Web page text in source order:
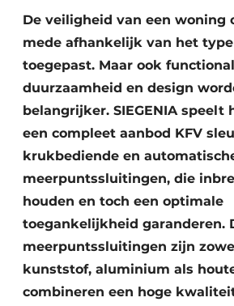
De veiligheid van een woning
mede afhankelijk van het
toegepast. Maar ook
duurzaamheid en design
belangrijker. SIEGENIA speelt
een compleet aanbod KFV
krukbediende en
meerpuntssluitingen, die
houden en toch een optimale
toegankelijkheid garanderen.
meerpuntssluitingen zijn
kunststof, aluminium als
combineren een hoge